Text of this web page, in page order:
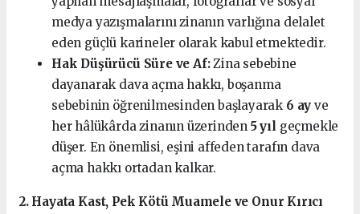
medya yazışmalarını zinanın varlığına delalet
eden güçlü karineler olarak kabul etmektedir.
Hak Düşürücü Süre ve Af:Zina sebebine
dayanarak dava açma hakkı, boşanma
sebebinin öğrenilmesinden başlayarak 6 ay ve
her hâlükârda zinanın üzerinden 5 yıl geçmekle
düşer. En önemlisi, eşini affeden tarafın dava
açma hakkı ortadan kalkar.
2. Hayata Kast, Pek Kötü Muamele ve Onur Kırıcı